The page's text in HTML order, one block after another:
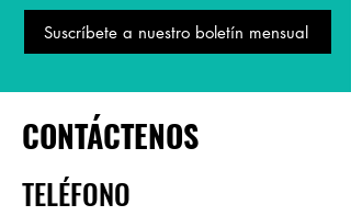
Suscríbete a nuestro boletín mensual
CONTÁCTENOS
TELÉFONO